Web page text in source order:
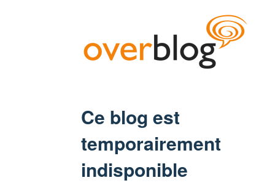
Ce blog est
temporairement
indisponible